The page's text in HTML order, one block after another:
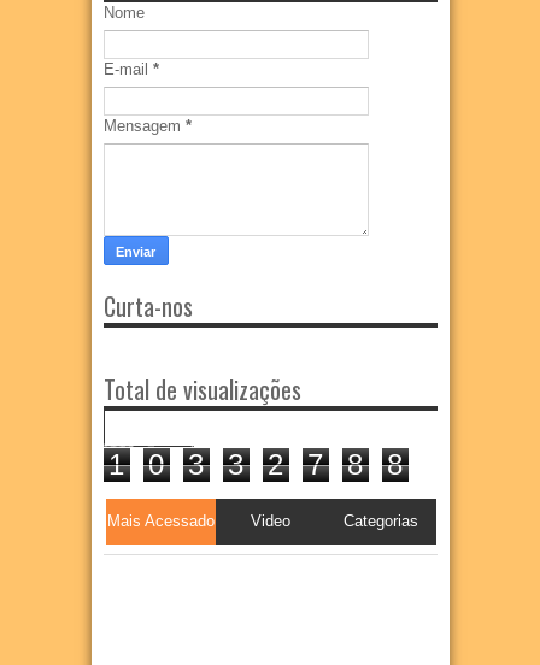
Nome
E-mail *
Mensagem *
Curta-nos
Total de visualizações
1 0 3 3 2 7 8 8
Mais Acessado Video Categorias